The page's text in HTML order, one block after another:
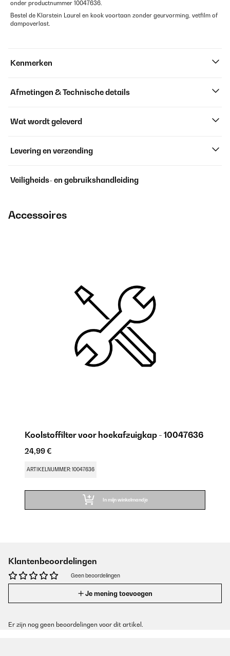
onder productnummer 10047636.
Bestel de Klarstein Laurel en kook voortaan zonder geurvorming, vetfilm of
dampoverlast.
Kenmerken
Afmetingen & Technische details
Wat wordt geleverd
Levering en verzending
Veiligheids- en gebruikshandleiding
Accessoires
Koolstoffilter voor hoekafzuigkap - 10047636
24,99 €
ARTIKELNUMMER: 10047636
In mijn winkelmandje
Klantenbeoordelingen
Geen beoordelingen
Je mening toevoegen
Er zijn nog geen beoordelingen voor dit artikel.